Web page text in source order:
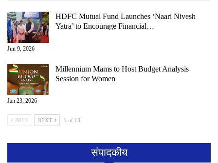
HDFC Mutual Fund Launches ‘Naari Nivesh
Yatra’ to Encourage Financial…
Jun 9, 2026
Millennium Mams to Host Budget Analysis
Session for Women
Jan 23, 2026
PREV NEXT 1 of 13
संपादकीय